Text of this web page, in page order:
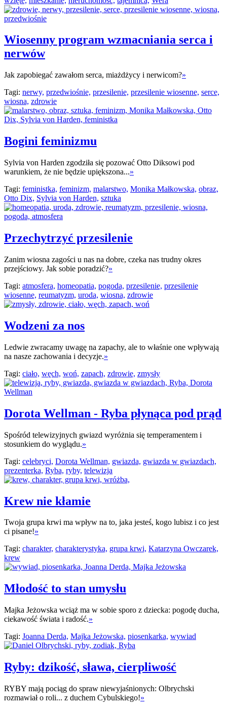
Wiosenny program wzmacniania serca i
nerwów
Jak zapobiegać zawałom serca, miażdżycy i nerwicom?»
Tagi: nerwy, przedwiośnie, przesilenie, przesilenie wiosenne, serce,
wiosna, zdrowie
Bogini feminizmu
Sylvia von Harden zgodziła się pozować Otto Diksowi pod
warunkiem, że nie będzie upiększona...»
Tagi: feministka, feminizm, malarstwo, Monika Małkowska, obraz,
Otto Dix, Sylvia von Harden, sztuka
Przechytrzyć przesilenie
Zanim wiosna zagości u nas na dobre, czeka nas trudny okres
przejściowy. Jak sobie poradzić?»
Tagi: atmosfera, homeopatia, pogoda, przesilenie, przesilenie
wiosenne, reumatyzm, uroda, wiosna, zdrowie
Wodzeni za nos
Ledwie zwracamy uwagę na zapachy, ale to właśnie one wpływają
na nasze zachowania i decyzje.»
Tagi: ciało, węch, woń, zapach, zdrowie, zmysły
Dorota Wellman - Ryba płynąca pod prąd
Spośród telewizyjnych gwiazd wyróżnia się temperamentem i
stosunkiem do wyglądu.»
Tagi: celebryci, Dorota Wellman, gwiazda, gwiazda w gwiazdach,
prezenterka, Ryba, ryby, telewizja
Krew nie kłamie
Twoja grupa krwi ma wpływ na to, jaka jesteś, kogo lubisz i co jest
ci pisane!»
Tagi: charakter, charakterystyka, grupa krwi, Katarzyna Owczarek,
krew
Młodość to stan umysłu
Majka Jeżowska wciąż ma w sobie sporo z dziecka: pogodę ducha,
ciekawość świata i radość.»
Tagi: Joanna Derda, Majka Jeżowska, piosenkarka, wywiad
Ryby: dzikość, sława, cierpliwość
RYBY mają pociąg do spraw niewyjaśnionych: Olbrychski
rozmawiał o roli... z duchem Cybulskiego!»